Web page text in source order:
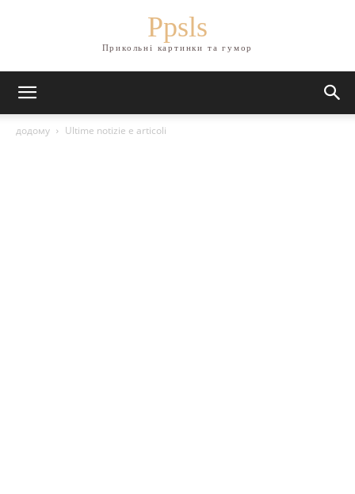
Ppsls
Прикольні картинки та гумор
додому Ultime notizie e articoli